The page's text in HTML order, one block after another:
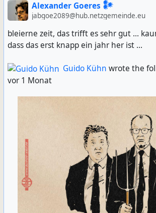
Alexander Goeres 𒀯
jabgoe2089@hub.netzgemeinde.eu
bleierne zeit, das trifft es sehr gut ...
dass das erst knapp ein jahr her ist ...
Guido Kühn wrote the
vor 1 Monat